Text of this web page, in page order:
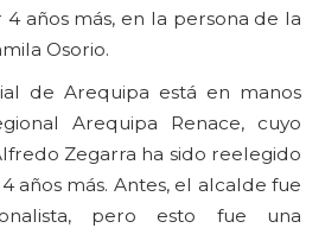
4 años más, en la persona de la
Osorio.
de Arequipa está en manos
Arequipa Renace, cuyo
Zegarra ha sido reelegido
años más. Antes, el alcalde fue
pero esto fue una